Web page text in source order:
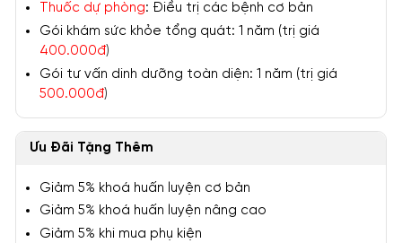
Thuốc dự phòng: Điều trị các bệnh cơ bản
Gói khám sức khỏe tổng quát: 1 năm (trị giá
400.000đ)
Gói tư vấn dinh dưỡng toàn diện: 1 năm (trị giá
500.000đ)
Ưu Đãi Tặng Thêm
Giảm 5% khoá huấn luyện cơ bản
Giảm 5% khoá huấn luyện nâng cao
Giảm 5% khi mua phụ kiện